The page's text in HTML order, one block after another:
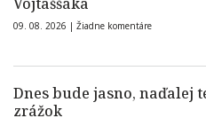
09. 08. 2026 | Žiadne komentáre
Dnes bude jasno, naďalej
zrážok